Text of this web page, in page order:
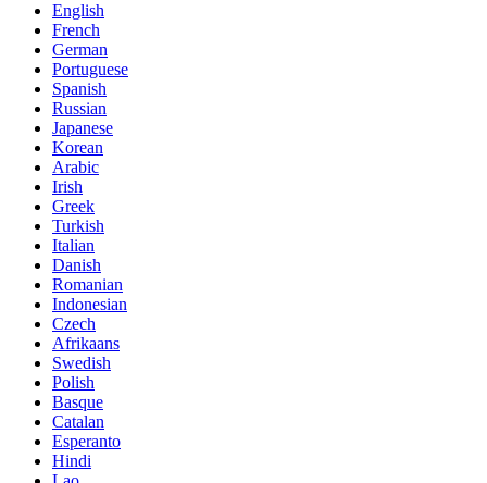
English
French
German
Portuguese
Spanish
Russian
Japanese
Korean
Arabic
Irish
Greek
Turkish
Italian
Danish
Romanian
Indonesian
Czech
Afrikaans
Swedish
Polish
Basque
Catalan
Esperanto
Hindi